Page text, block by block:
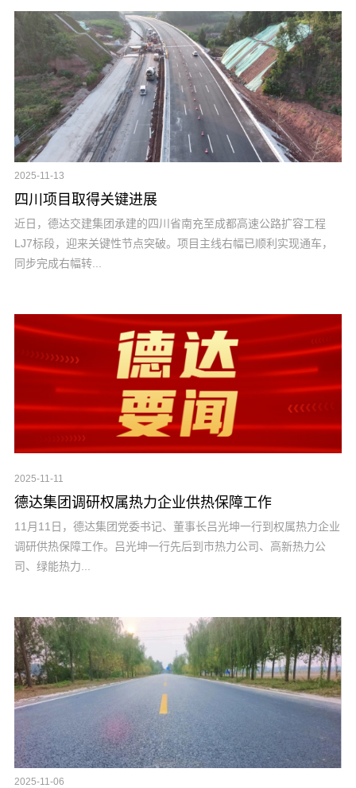
2025-11-13
四川项目取得关键进展
近日，德达交建集团承建的四川省南充至成都高速公路扩容工程
LJ7标段，迎来关键性节点突破。项目主线右幅已顺利实现通车，
同步完成右幅转...
2025-11-11
德达集团调研权属热力企业供热保障工作
11月11日，德达集团党委书记、董事长吕光坤一行到权属热力企业
调研供热保障工作。吕光坤一行先后到市热力公司、高新热力公
司、绿能热力...
2025-11-06